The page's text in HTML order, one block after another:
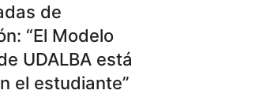
de
“El Modelo
UDALBA está
el estudiante”